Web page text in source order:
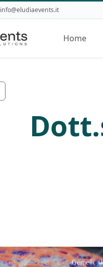
info@eludiaevents.it
Home